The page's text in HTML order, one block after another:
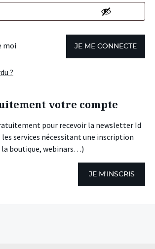
moi JE ME CONNECTE
?
votre compte
pour recevoir la newsletter Id
les services nécessitant une inscription
la boutique, webinars…)
JE M'INSCRIS